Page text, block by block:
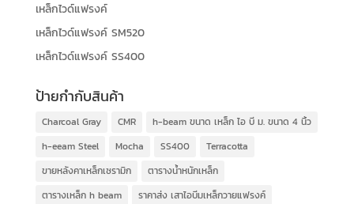
เหล็กไวด์แฟรงค์
เหล็กไวด์แฟรงค์ SM520
เหล็กไวด์แฟรงค์ SS400
ป้ายกำกับสินค้า
Charcoal Gray CMR
h-beam ขนาด เหล็ก ไอ บี ม. ขนาด 4 นิ้ว
h-eeam Steel
Mocha SS400
Terracotta
ขายหลังคาเหล็กเซรามิก
ตารางน้ำหนักเหล็ก
ตารางเหล็ก h beam
ราคาส่ง เสาไอบีมเหล็กวายแฟรงค์